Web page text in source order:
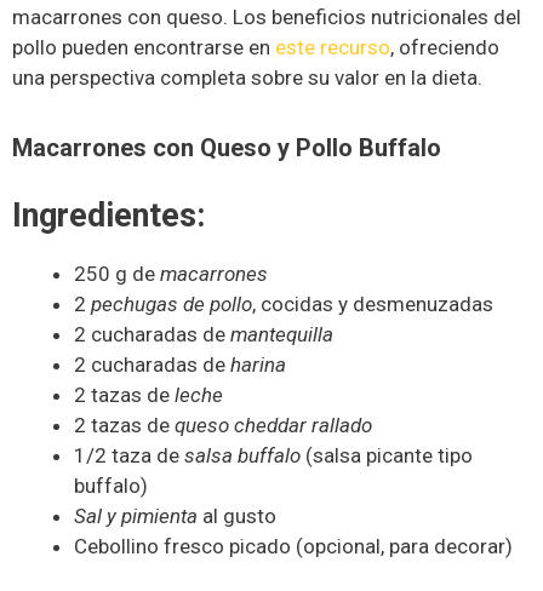
macarrones con queso. Los beneficios nutricionales del
pollo pueden encontrarse en este recurso, ofreciendo
una perspectiva completa sobre su valor en la dieta.
Macarrones con Queso y Pollo Buffalo
Ingredientes:
250 g de macarrones
2 pechugas de pollo, cocidas y desmenuzadas
2 cucharadas de mantequilla
2 cucharadas de harina
2 tazas de leche
2 tazas de queso cheddar rallado
1/2 taza de salsa buffalo (salsa picante tipo
buffalo)
Sal y pimienta al gusto
Cebollino fresco picado (opcional, para decorar)